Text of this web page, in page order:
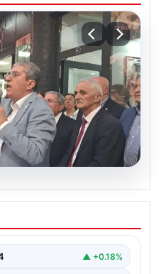
görelim
kaçmasınlar.▲ +0.18%